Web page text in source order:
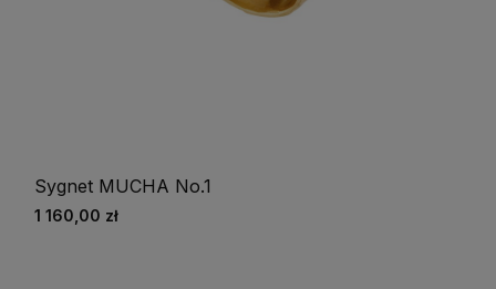
Sygnet MUCHA No.1
1 160,00 zł